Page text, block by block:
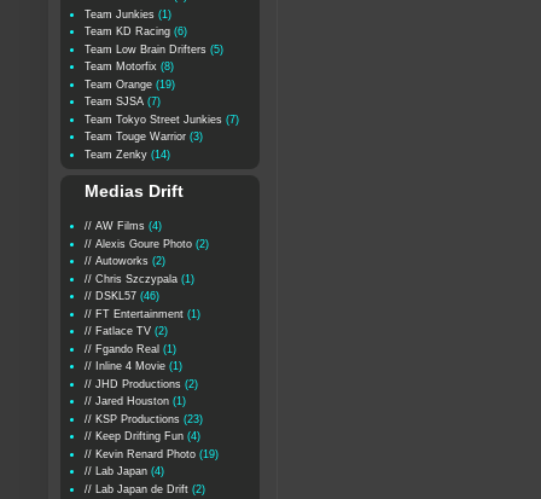
Team Junkies (1)
Team KD Racing (6)
Team Low Brain Drifters (5)
Team Motorfix (8)
Team Orange (19)
Team SJSA (7)
Team Tokyo Street Junkies (7)
Team Touge Warrior (3)
Team Zenky (14)
Medias Drift
// AW Films (4)
// Alexis Goure Photo (2)
// Autoworks (2)
// Chris Szczypala (1)
// DSKL57 (46)
// FT Entertainment (1)
// Fatlace TV (2)
// Fgando Real (1)
// Inline 4 Movie (1)
// JHD Productions (2)
// Jared Houston (1)
// KSP Productions (23)
// Keep Drifting Fun (4)
// Kevin Renard Photo (19)
// Lab Japan (4)
// Lab Japan de Drift (2)